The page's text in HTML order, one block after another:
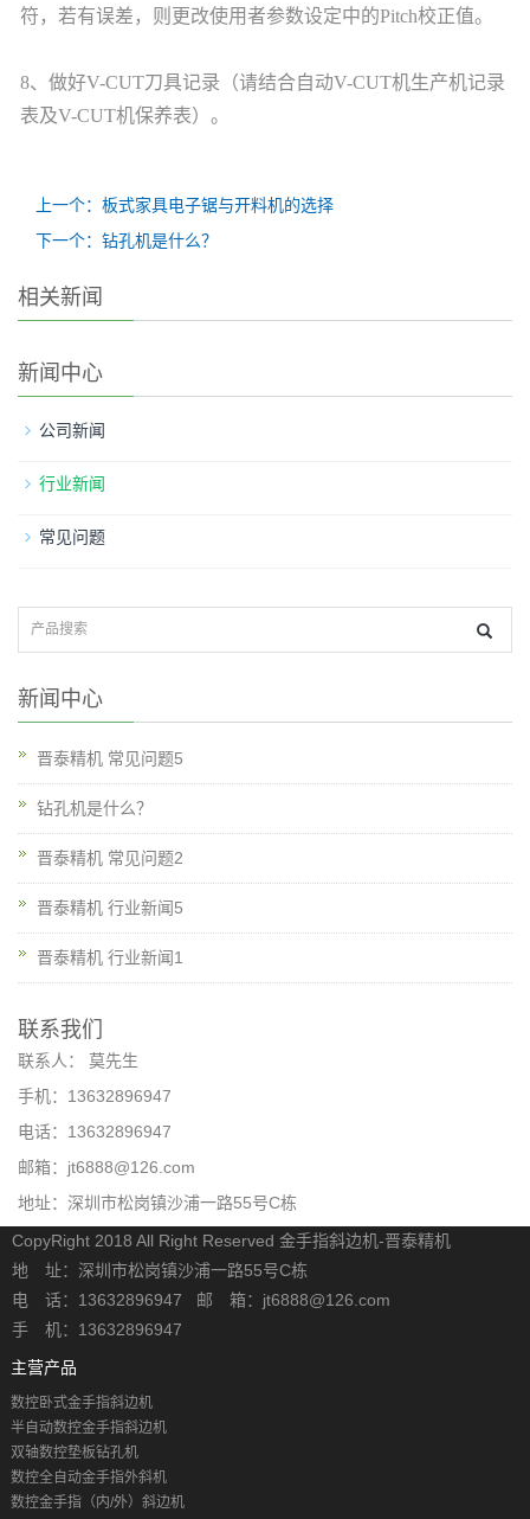
符，若有误差，则更改使用者参数设定中的Pitch校正值。
8、做好V-CUT刀具记录（请结合自动V-CUT机生产机记录
表及V-CUT机保养表）。
上一个：板式家具电子锯与开料机的选择
下一个：钻孔机是什么？
相关新闻
新闻中心
公司新闻
行业新闻
常见问题
新闻中心
晋泰精机 常见问题5
钻孔机是什么？
晋泰精机 常见问题2
晋泰精机 行业新闻5
晋泰精机 行业新闻1
联系我们
联系人： 莫先生
手机：13632896947
电话：13632896947
邮箱：jt6888@126.com
地址：深圳市松岗镇沙浦一路55号C栋
CopyRight 2018 All Right Reserved 金手指斜边机-晋泰精机
地 址：深圳市松岗镇沙浦一路55号C栋
电 话：13632896947 邮 箱：jt6888@126.com
手 机：13632896947
主营产品
数控卧式金手指斜边机
半自动数控金手指斜边机
双轴数控垫板钻孔机
数控全自动金手指外斜机
数控金手指（内/外）斜边机